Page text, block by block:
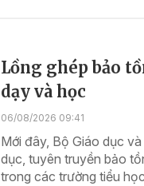
Lồng ghép bảo
dạy và học
06/08/2026 09:41
Mới đây, Bộ Giáo dục
dục, tuyên truyền bảo
trong các trường tiểu